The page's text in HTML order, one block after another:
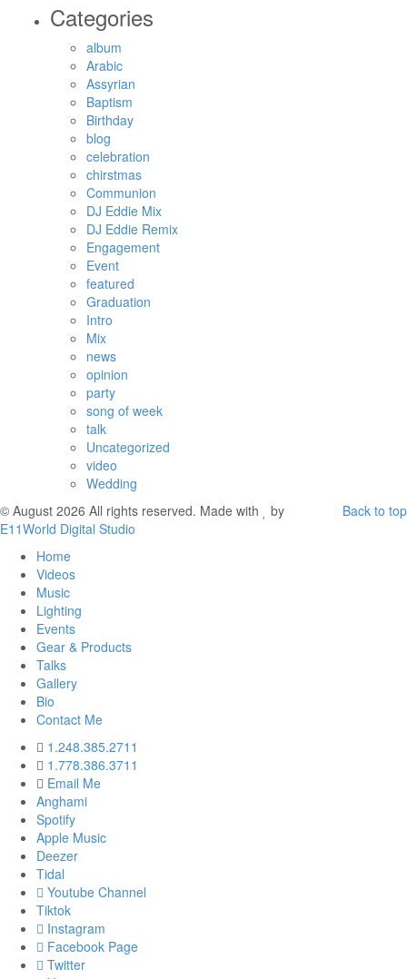
Categories
album
Arabic
Assyrian
Baptism
Birthday
blog
celebration
chirstmas
Communion
DJ Eddie Mix
DJ Eddie Remix
Engagement
Event
featured
Graduation
Intro
Mix
news
opinion
party
song of week
talk
Uncategorized
video
Wedding
Back to top
© August 2026 All rights reserved. Made with
by
E11World Digital Studio
Home
Videos
Music
Lighting
Events
Gear & Products
Talks
Gallery
Bio
Contact Me
1.248.385.2711
1.778.386.3711
Email Me
Anghami
Spotify
Apple Music
Deezer
Tidal
Youtube Channel
Tiktok
Instagram
Facebook Page
Twitter